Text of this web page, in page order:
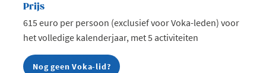
Prijs
615 euro per persoon (exclusief voor Voka-leden) voor
het volledige kalenderjaar, met 5 activiteiten
Nog geen Voka-lid?